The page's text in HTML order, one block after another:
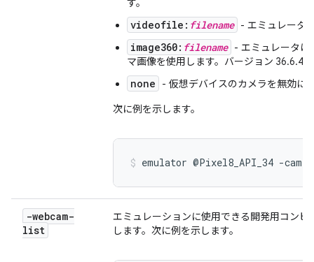
す。
videofile: filename - エミュレータ
image360: filename - エミュレータは
マ画像を使用します。バージョン 36.6.4
none
- 仮想デバイスのカメラを無効に
次に例を示します。
emulator @Pixel8_API_34 -
-webcam-
list
エミュレーションに使用できる開発用コン
します。次に例を示します。